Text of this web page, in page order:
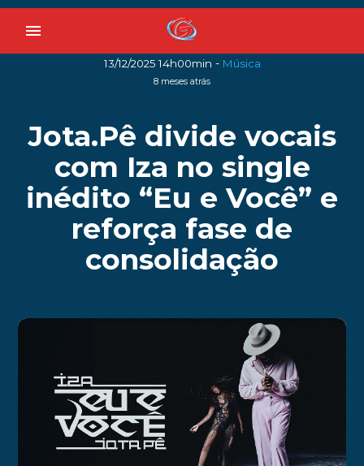
menu
13/12/2025 14h00min - Música
8 meses atrás
Jota.Pê divide vocais
com Iza no single
inédito “Eu e Você” e
reforça fase de
consolidação